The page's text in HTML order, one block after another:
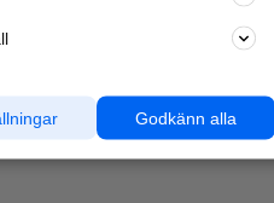
Godkänn alla